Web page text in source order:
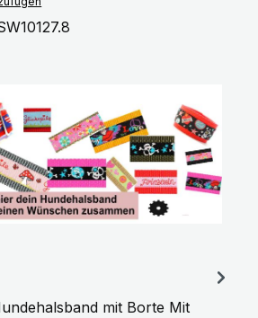
mit Borte Mit